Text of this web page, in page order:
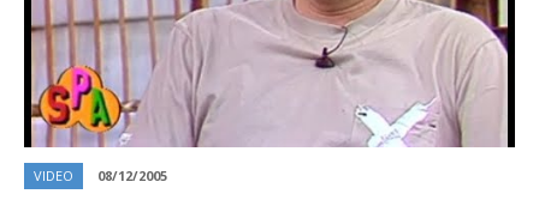
VIDEO 08/12/2005